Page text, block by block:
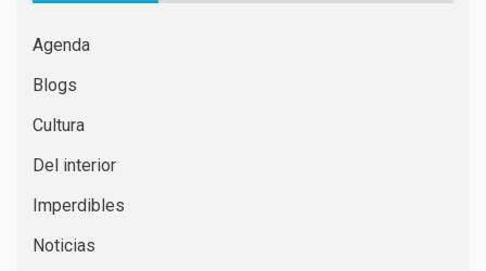
Agenda
Blogs
Cultura
Del interior
Imperdibles
Noticias